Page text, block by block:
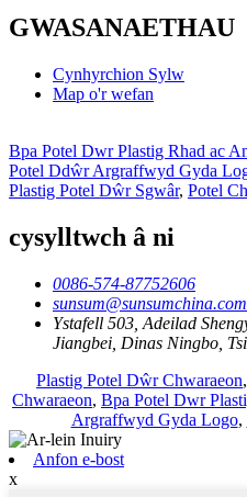
GWASANAETHAU
Cynhyrchion Sylw
Map o'r wefan
Bpa Potel Dwr Plastig Rhad ac
Potel Ddŵr Argraffwyd Gyda
Plastig Potel Dŵr Sgwâr, Potel
cysylltwch â ni
0086-574-87752606
sunsum@sunsumchina.com
Ystafell 503, Adeilad
Jiangbei, Dinas Ningbo,
Plastig Potel Dŵr Chwaraeon,
Chwaraeon, Bpa Potel Dwr
Argraffwyd Gyda Logo,
Anfon e-bost
x